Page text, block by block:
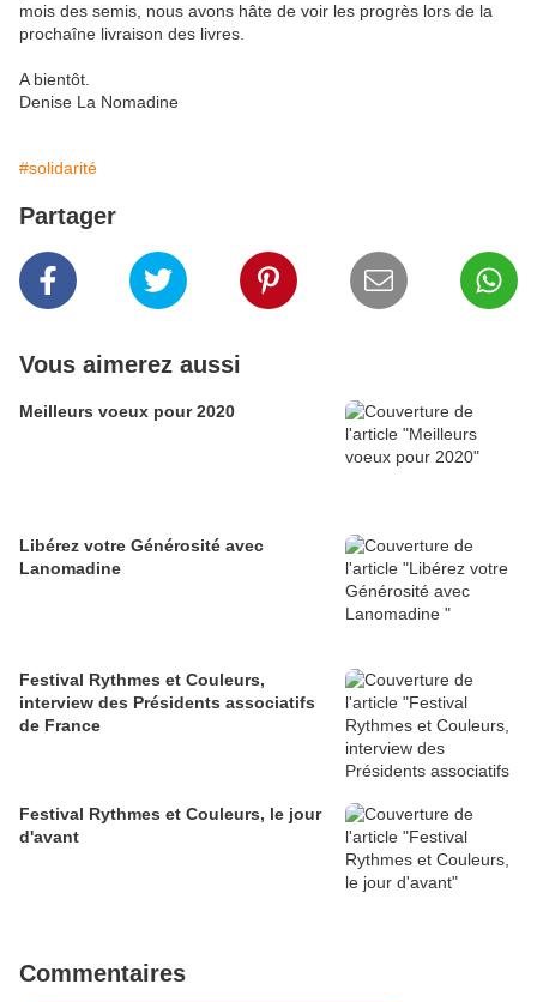
mois des semis, nous avons hâte de voir les progrès lors de la
prochaîne livraison des livres.
A bientôt.
Denise La Nomadine
#solidarité
Partager
Vous aimerez aussi
Meilleurs voeux pour 2020
Libérez votre Générosité avec
Lanomadine
Festival Rythmes et Couleurs,
interview des Présidents associatifs
de France
Festival Rythmes et Couleurs, le jour
d'avant
Commentaires